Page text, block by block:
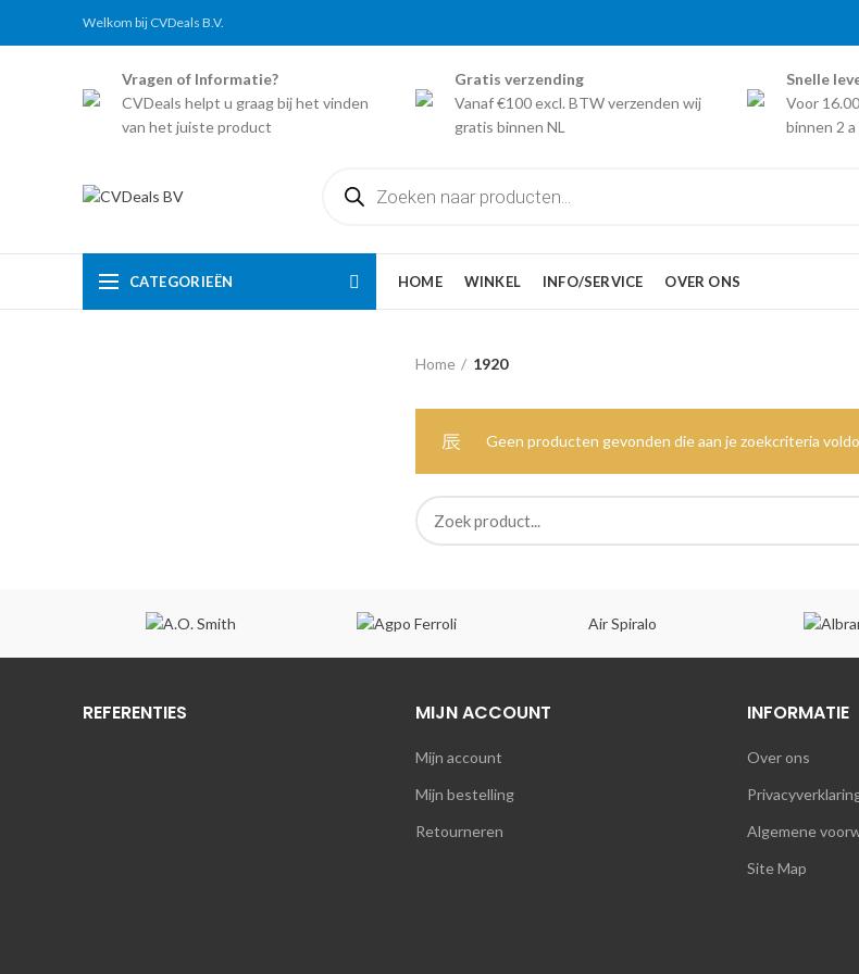
Welkom bij CVDeals B.V.
Vragen of Informatie?
CVDeals helpt u graag bij het vinden
van het juiste product
Gratis verzending
Vanaf €100 excl. BTW verzenden wij
gratis binnen NL
Snelle
Voor
binnen 2
zoeken
CATEGORIEËN HOME WINKEL INFO/SERVICE OVER ONS
Home 1920
Geen producten gevonden die aan je zoekcriteria
Air Spiralo
REFERENTIES MIJN ACCOUNT
Mijn account
Mijn bestelling
Retourneren
INFORMATIE
Over ons
Algemene
Site Map